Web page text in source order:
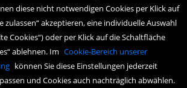
| Socialicon | Zahlungsicon | Serviceicons
diese nicht notwendigen Cookies per Klick auf
zulassen“ akzeptieren, eine individuelle Auswahl
Cookies“) oder per Klick auf die Schaltfläche
ablehnen. Im Cookie-Bereich unserer
können Sie diese Einstellungen jederzeit
und Cookies auch nachträglich abwählen.